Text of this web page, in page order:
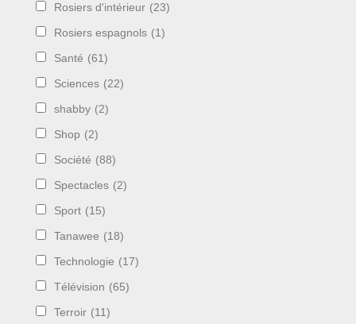
Rosiers d'intérieur (23)
Rosiers espagnols (1)
Santé (61)
Sciences (22)
shabby (2)
Shop (2)
Société (88)
Spectacles (2)
Sport (15)
Tanawee (18)
Technologie (17)
Télévision (65)
Terroir (11)